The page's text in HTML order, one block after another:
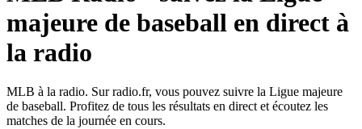
majeure de baseball en direct à
la radio
MLB à la radio. Sur radio.fr, vous pouvez suivre la Ligue majeure
de baseball. Profitez de tous les résultats en direct et écoutez les
matches de la journée en cours.